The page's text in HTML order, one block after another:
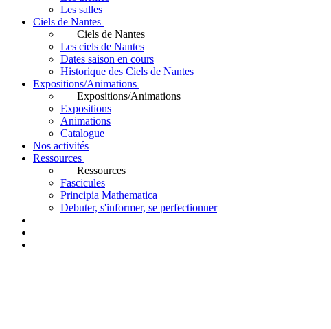
Les salles
Ciels de Nantes
Ciels de Nantes
Les ciels de Nantes
Dates saison en cours
Historique des Ciels de Nantes
Expositions/Animations
Expositions/Animations
Expositions
Animations
Catalogue
Nos activités
Ressources
Ressources
Fascicules
Principia Mathematica
Debuter, s'informer, se perfectionner